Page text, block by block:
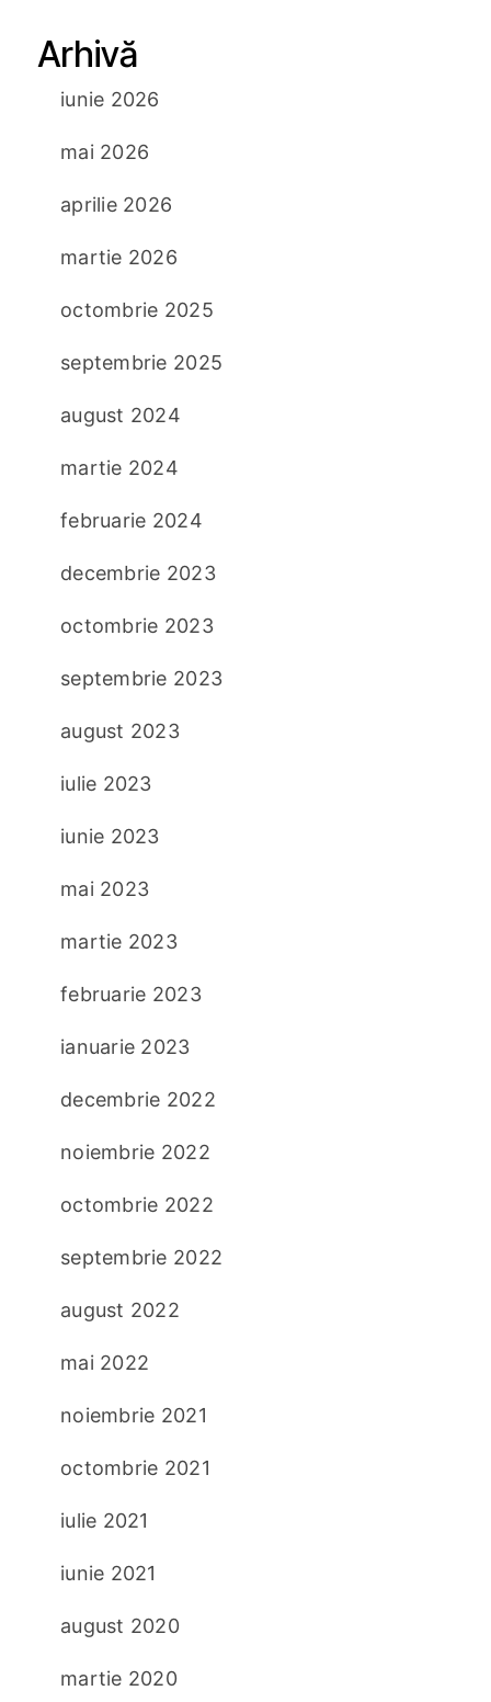
Arhivă
iunie 2026
mai 2026
aprilie 2026
martie 2026
octombrie 2025
septembrie 2025
august 2024
martie 2024
februarie 2024
decembrie 2023
octombrie 2023
septembrie 2023
august 2023
iulie 2023
iunie 2023
mai 2023
martie 2023
februarie 2023
ianuarie 2023
decembrie 2022
noiembrie 2022
octombrie 2022
septembrie 2022
august 2022
mai 2022
noiembrie 2021
octombrie 2021
iulie 2021
iunie 2021
august 2020
martie 2020